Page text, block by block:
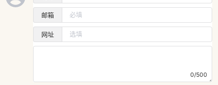
邮箱
网址
0/500